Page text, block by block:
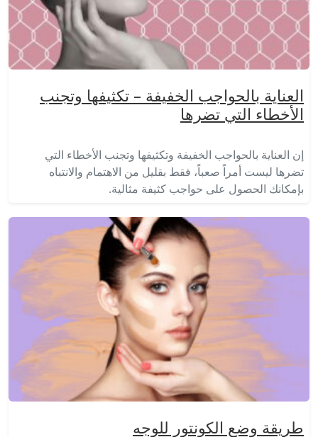
العناية بالحواجب الخفيفة – تكثيفها وتجنب
الأخطاء التي تضرها
إن العناية بالحواجب الخفيفة وتكثيفها وتجنب الأخطاء التي
تضرها ليست أمراً صعباً، فقط بقليل من الاهتمام والانتباه
بإمكانك الحصول على حواجب كثيفة مثالية.
طريقة وضع الكونتور للوجه